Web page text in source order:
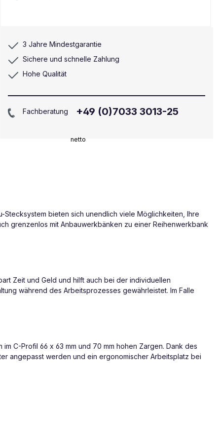
netto
3 Jahre Mindestgarantie
Sichere und schnelle Zahlung
Hohe Qualität
Fachberatung +49 (0)7033 3013-25
bieten sich unendlich viele Möglichkeiten, Ihre
grenzenlos mit Anbauwerkbänken zu einer Reihenwerkbank
Zeit und Geld und hilft auch bei der individuellen
während des Arbeitsprozesses gewährleistet. Im Falle
im C-Profil 66 x 63 mm und 70 mm hohen Zargen. Dank des
angepasst werden und ein ergonomischer Arbeitsplatz bei